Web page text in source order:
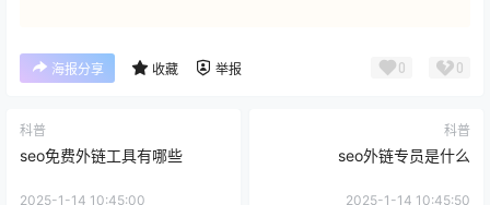
海报分享 收藏 举报 0 0
科普
seo免费外链工具有哪些
2025-1-14 10:45:00
科普
seo外链专员是什么
2025-1-14 10:45:50